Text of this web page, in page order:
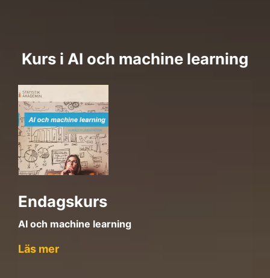
Kurs i AI och machine learning
Endagskurs
AI och machine learning
Läs mer